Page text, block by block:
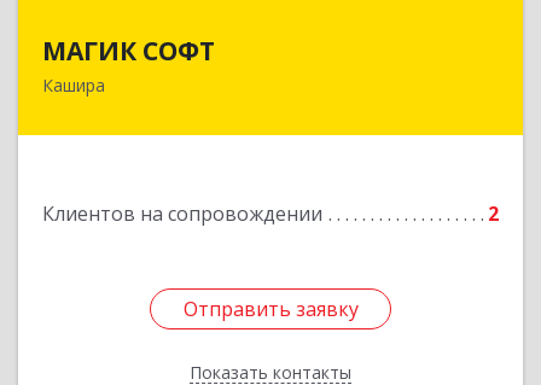
МАГИК СОФТ
Кашира
Клиентов на сопровождении 2
Отправить заявку
Показать контакты
Отправить заявку
Назад